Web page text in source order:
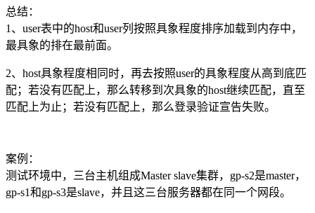
总结：
1、user表中的host和user列按照具象程度排序加载到内存中，
最具象的排在最前面。
2、host具象程度相同时，再去按照user的具象程度从高到底匹
配；若没有匹配上，那么转移到次具象的host继续匹配，直至
匹配上为止；若没有匹配上，那么登录验证宣告失败。
案例：
测试环境中，三台主机组成Master slave集群，gp-s2是master，
gp-s1和gp-s3是slave，并且这三台服务器都在同一个网段。